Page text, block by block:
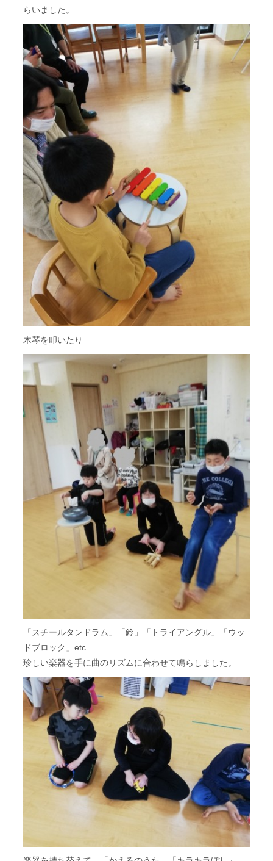
らいました。
木琴を叩いたり
「スチールタンドラム」「鈴」「トライアングル」「ウッ
ドブロック」etc…
珍しい楽器を手に曲のリズムに合わせて鳴らしました。